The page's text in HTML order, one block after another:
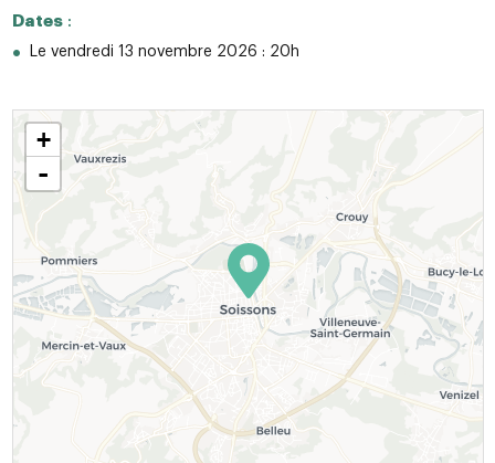
Dates:
Le vendredi 13 novembre 2026 : 20h
+
-